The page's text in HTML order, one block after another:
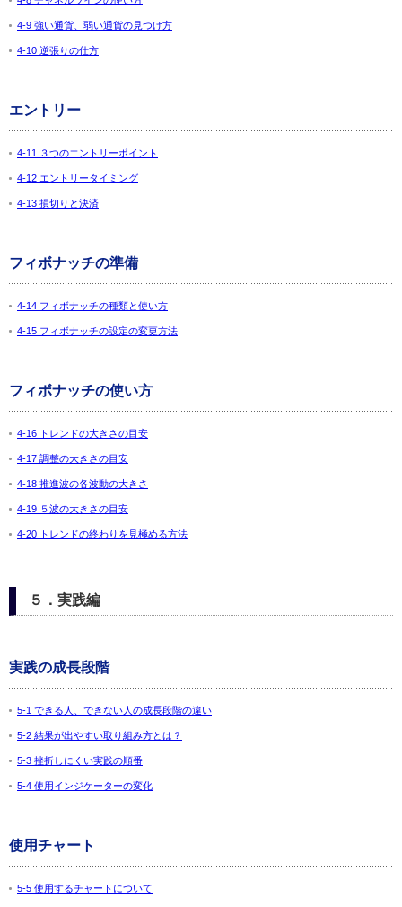
4-9 強い通貨、弱い通貨の見つけ方
4-10 逆張りの仕方
エントリー
4-11 ３つのエントリーポイント
4-12 エントリータイミング
4-13 損切りと決済
フィボナッチの準備
4-14 フィボナッチの種類と使い方
4-15 フィボナッチの設定の変更方法
フィボナッチの使い方
4-16 トレンドの大きさの目安
4-17 調整の大きさの目安
4-18 推進波の各波動の大きさ
4-19 ５波の大きさの目安
4-20 トレンドの終わりを見極める方法
５．実践編
実践の成長段階
5-1 できる人、できない人の成長段階の違い
5-2 結果が出やすい取り組み方とは？
5-3 挫折しにくい実践の順番
5-4 使用インジケーターの変化
使用チャート
5-5 使用するチャートについて